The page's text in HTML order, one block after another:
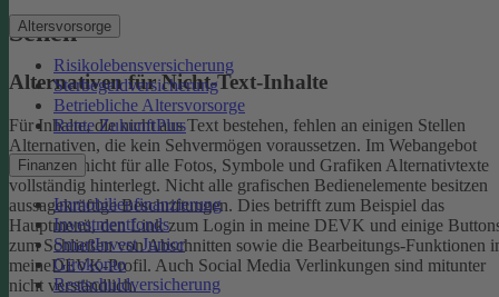
Altersvorsorge
Risikolebensversicherung
Sterbegeldversicherung
Betriebliche Altersvorsorge
Rente ZukunftPlus
Finanzen
Immobilienfinanzierung
Investmentfonds
SmartInvest Junior
Girokonto
Restschuldversicherung
Sehen
Alternativen für Nicht-Text-Inhalte
Für Inhalte, die nicht aus Text bestehen, fehlen an einigen Stellen
Alternativen, die kein Sehvermögen voraussetzen. Im Webangebot
sind noch nicht für alle Fotos, Symbole und Grafiken Alternativtexte
vollständig hinterlegt. Nicht alle grafischen Bedienelemente besitzen
aussagekräftige Beschriftungen. Dies betrifft zum Beispiel das
Hauptmenü, den Link zum Login in meine DEVK und einige
zum Schließen von Abschnitten sowie die Bearbeitungs-Funktionen
meineDEVK-Profil. Auch Social Media Verlinkungen sind mitunter
nicht verständlich.